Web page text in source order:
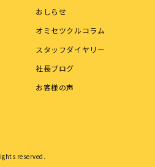
おしらせ
オミセツクルコラム
スタッフダイヤリー
社長ブログ
お客様の声
reserved.